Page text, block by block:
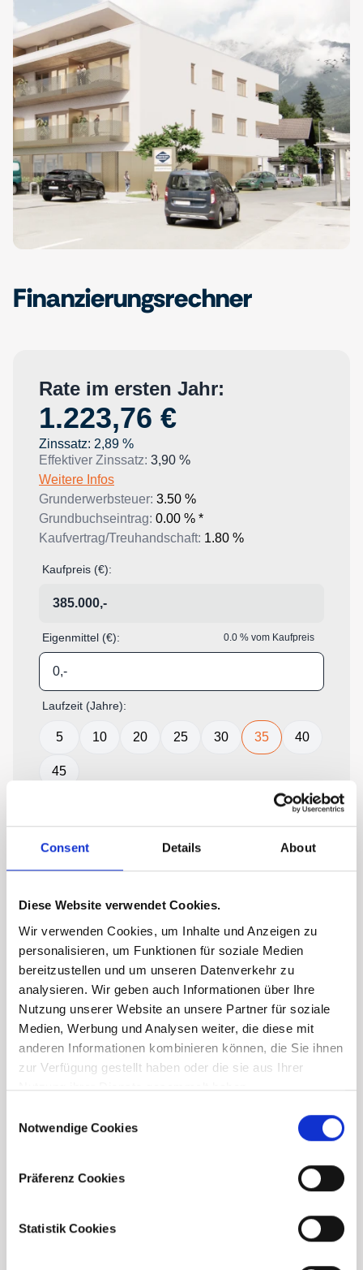
Consent Details About
Diese Website verwendet Cookies.
Wir verwenden Cookies, um Inhalte und Anzeigen zu
personalisieren, um Funktionen für soziale Medien
bereitzustellen und um unseren Datenverkehr zu
analysieren. Wir geben auch Informationen über Ihre
Nutzung unserer Website an unsere Partner für soziale
Medien, Werbung und Analysen weiter, die diese mit
anderen Informationen kombinieren können, die Sie ihnen
zur Verfügung gestellt haben oder die sie aus Ihrer
Nutzung ihrer Dienste gesammelt haben.
Selection
Notwendige Cookies
Präferenz Cookies
Statistik Cookies
Finanzierungsrechner